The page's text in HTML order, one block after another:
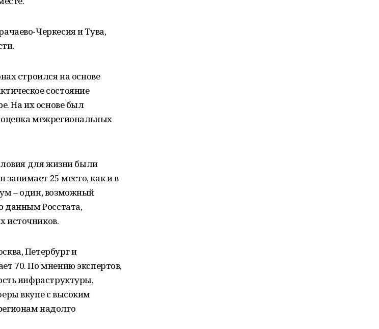
Черкесия и Тува,
строился на основе
состояние
На их основе был
межрегиональных
для жизни были
25 место, как и в
– один, возможный
данным Росстата,
источников.
Петербург и
70. По мнению экспертов,
инфраструктуры,
вкупе с высоким
надолго